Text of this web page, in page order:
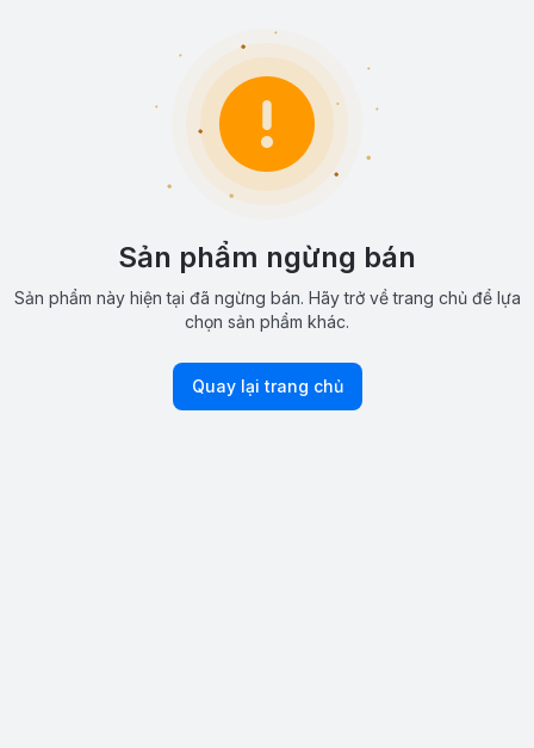
Sản phẩm ngừng bán
Sản phẩm này hiện tại đã ngừng bán. Hãy trở về trang chủ để lựa
chọn sản phẩm khác.
Quay lại trang chủ